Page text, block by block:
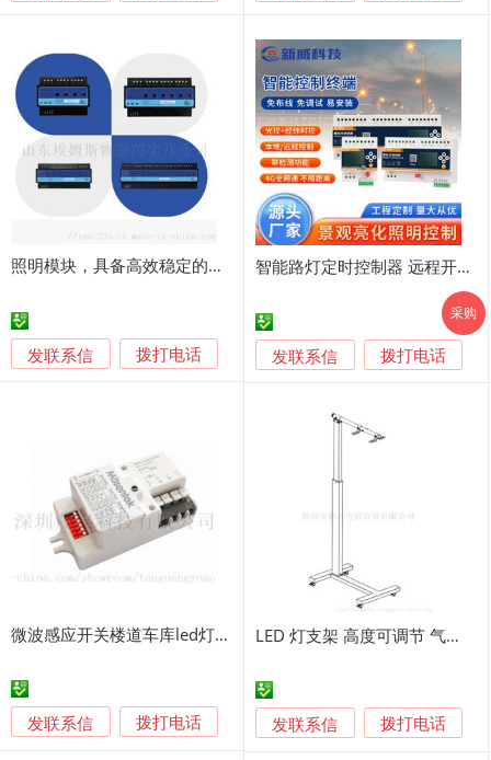
照明模块，具备高效稳定的照明控制功能
发联系信 拨打电话
智能路灯定时控制器 远程开关 经纬时控光控
发联系信 拨打电话
微波感应开关楼道车库led灯人体智能雷达感应传感器
发联系信 拨打电话
LED 灯支架 高度可调节 气压控制 金属制
发联系信 拨打电话
采购